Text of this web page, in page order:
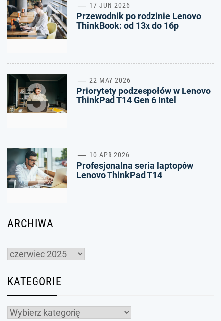
2 17 JUN 2026
Przewodnik po rodzinie Lenovo
ThinkBook: od 13x do 16p
3 22 MAY 2026
Priorytety podzespołów w Lenovo
ThinkPad T14 Gen 6 Intel
4 10 APR 2026
Profesjonalna seria laptopów
Lenovo ThinkPad T14
ARCHIWA
Archiwa
KATEGORIE
Kategorie